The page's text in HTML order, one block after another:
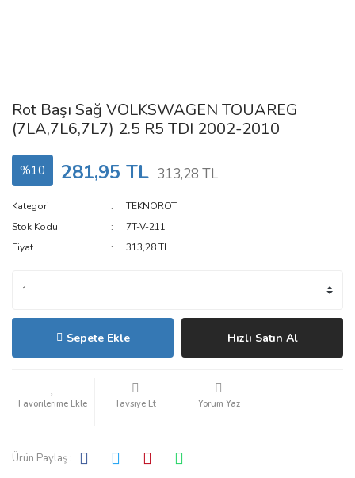
Rot Başı Sağ VOLKSWAGEN TOUAREG
(7LA,7L6,7L7) 2.5 R5 TDI 2002-2010
%10 281,95 TL 313,28 TL
Kategori
TEKNOROT
Stok Kodu
7T-V-211
Fiyat
313,28 TL
Sepete Ekle Hızlı Satın Al
Tavsiye Et Yorum Yaz
Ürün Paylaş :